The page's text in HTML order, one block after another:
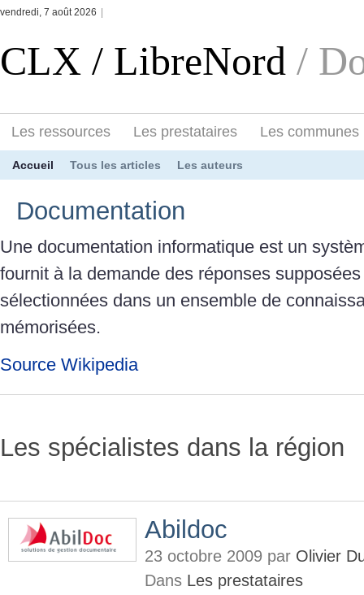
vendredi, 7 août 2026
CLX / LibreNord /
Les ressources Les prestataires Les communes
Accueil Tous les articles Les auteurs
Documentation
Une documentation informatique est un
fournit à la demande des réponses
sélectionnées dans un ensemble de
mémorisées.
Source Wikipedia
Les spécialistes dans la région
Abildoc
23 octobre 2009 par Olivier
Dans Les prestataires